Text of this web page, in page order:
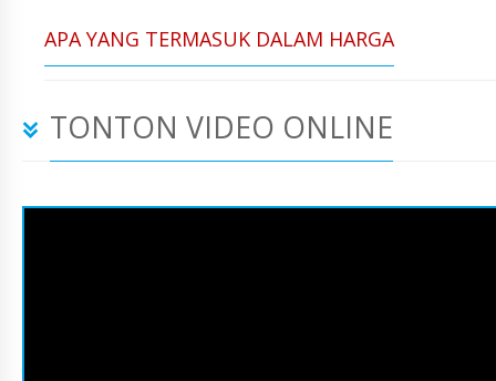
APA YANG TERMASUK DALAM HARGA
TONTON VIDEO ONLINE